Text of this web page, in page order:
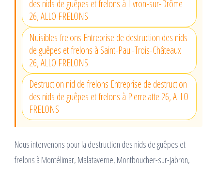
des nids de guêpes et frelons à Livron-sur-Drôme
26, ALLO FRELONS
Nuisibles frelons Entreprise de destruction des nids
de guêpes et frelons à Saint-Paul-Trois-Châteaux
26, ALLO FRELONS
Destruction nid de frelons Entreprise de destruction
des nids de guêpes et frelons à Pierrelatte 26, ALLO
FRELONS
Nous intervenons pour la destruction des nids de guêpes et
frelons à Montélimar, Malataverne, Montboucher-sur-Jabron,